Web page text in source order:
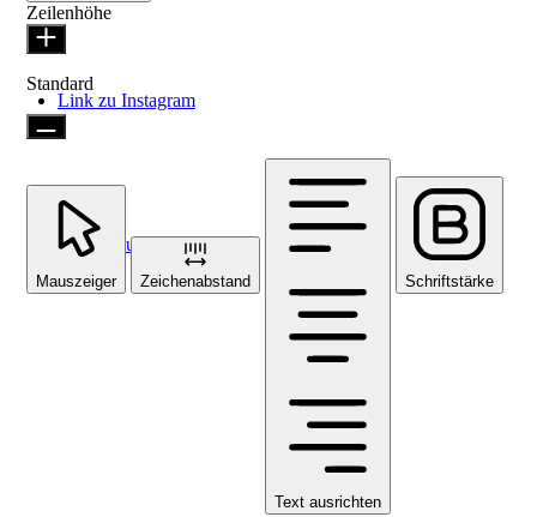
Link zu Instagram
Link zu Facebook
Zeilenhöhe
Standard
Mauszeiger Zeichenabstand
Text ausrichten
Schriftstärke